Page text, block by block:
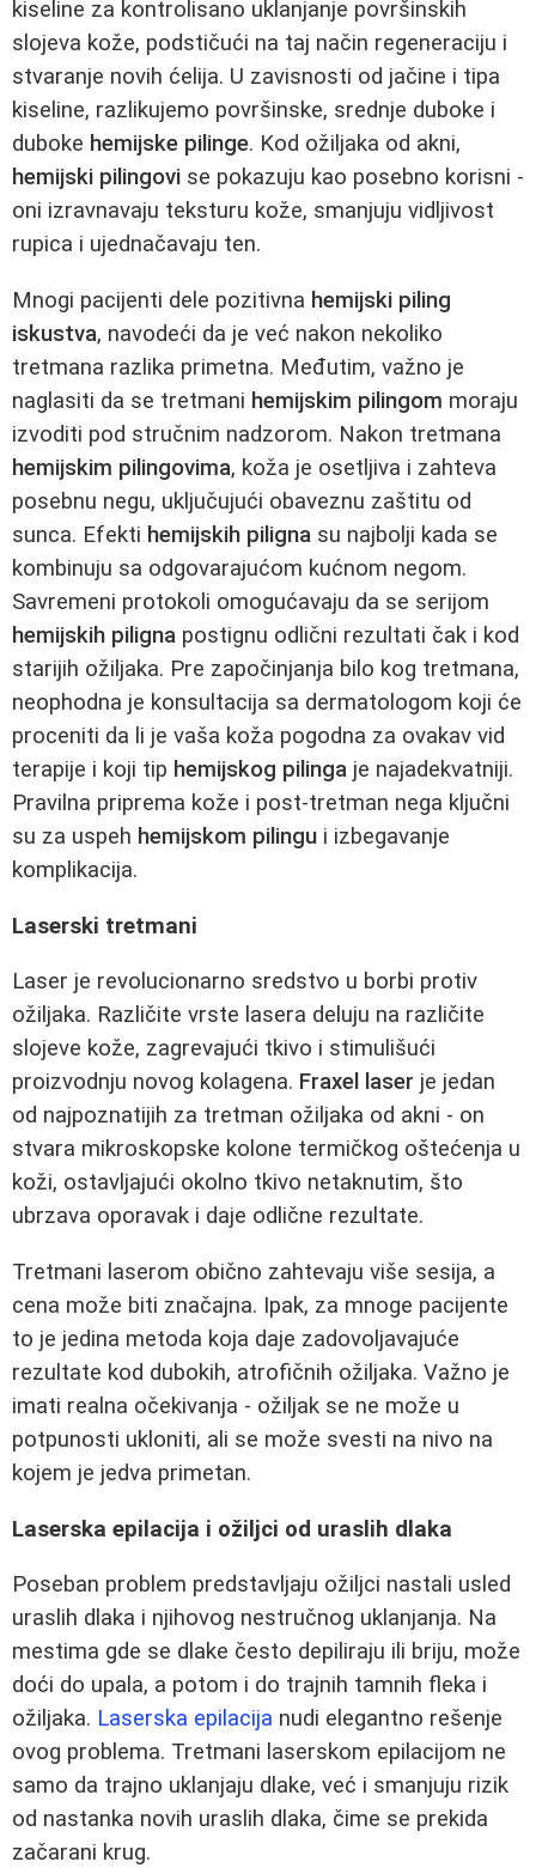
kiseline za kontrolisano uklanjanje površinskih
slojeva kože, podstičući na taj način regeneraciju i
stvaranje novih ćelija. U zavisnosti od jačine i tipa
kiseline, razlikujemo površinske, srednje duboke i
duboke hemijske pilinge. Kod ožiljaka od akni,
hemijski pilingovi se pokazuju kao posebno korisni -
oni izravnavaju teksturu kože, smanjuju vidljivost
rupica i ujednačavaju ten.
Mnogi pacijenti dele pozitivna hemijski piling
iskustva, navodeći da je već nakon nekoliko
tretmana razlika primetna. Međutim, važno je
naglasiti da se tretmani hemijskim pilingom moraju
izvoditi pod stručnim nadzorom. Nakon tretmana
hemijskim pilingovima, koža je osetljiva i zahteva
posebnu negu, uključujući obaveznu zaštitu od
sunca. Efekti hemijskih piligna su najbolji kada se
kombinuju sa odgovarajućom kućnom negom.
Savremeni protokoli omogućavaju da se serijom
hemijskih piligna postignu odlični rezultati čak i kod
starijih ožiljaka. Pre započinjanja bilo kog tretmana,
neophodna je konsultacija sa dermatologom koji će
proceniti da li je vaša koža pogodna za ovakav vid
terapije i koji tip hemijskog pilinga je najadekvatniji.
Pravilna priprema kože i post-tretman nega ključni
su za uspeh hemijskom pilingu i izbegavanje
komplikacija.
Laserski tretmani
Laser je revolucionarno sredstvo u borbi protiv
ožiljaka. Različite vrste lasera deluju na različite
slojeve kože, zagrevajući tkivo i stimulišući
proizvodnju novog kolagena. Fraxel laser je jedan
od najpoznatijih za tretman ožiljaka od akni - on
stvara mikroskopske kolone termičkog oštećenja u
koži, ostavljajući okolno tkivo netaknutim, što
ubrzava oporavak i daje odlične rezultate.
Tretmani laserom obično zahtevaju više sesija, a
cena može biti značajna. Ipak, za mnoge pacijente
to je jedina metoda koja daje zadovoljavajuće
rezultate kod dubokih, atrofičnih ožiljaka. Važno je
imati realna očekivanja - ožiljak se ne može u
potpunosti ukloniti, ali se može svesti na nivo na
kojem je jedva primetan.
Laserska epilacija i ožiljci od uraslih dlaka
Poseban problem predstavljaju ožiljci nastali usled
uraslih dlaka i njihovog nestručnog uklanjanja. Na
mestima gde se dlake često depiliraju ili briju, može
doći do upala, a potom i do trajnih tamnih fleka i
ožiljaka. Laserska epilacija nudi elegantno rešenje
ovog problema. Tretmani laserskom epilacijom ne
samo da trajno uklanjaju dlake, već i smanjuju rizik
od nastanka novih uraslih dlaka, čime se prekida
začarani krug.